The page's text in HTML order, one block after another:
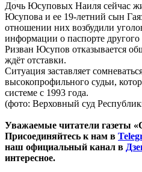
Дочь Юсуповых Наиля сейчас
Юсупова и ее 19-летний сын
отношении них возбудили
информации о паспорте другого
Ризван Юсупов отказывается
ждёт отставки.
Ситуация заставляет
высокопрофильного судьи,
системе с 1993 года.
(фото: Верховный суд
Уважаемые читатели газеты
Присоединяйтесь к нам в
наш официальный канал в
интересное.